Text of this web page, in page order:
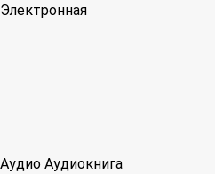
Электронная
Аудио Аудиокнига